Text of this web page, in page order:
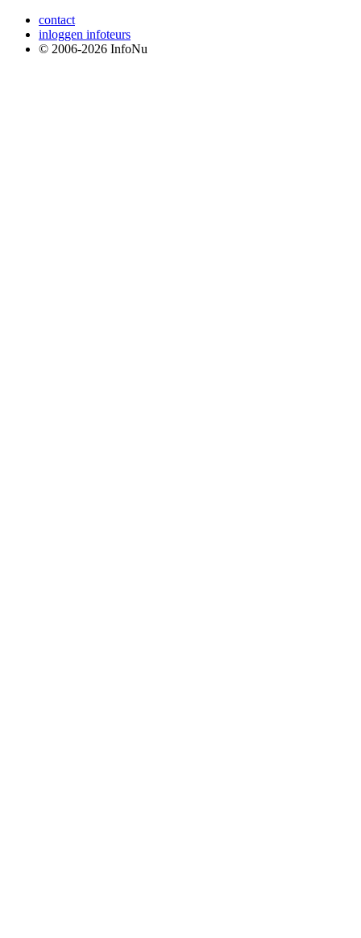
contact
inloggen infoteurs
© 2006-2026 InfoNu